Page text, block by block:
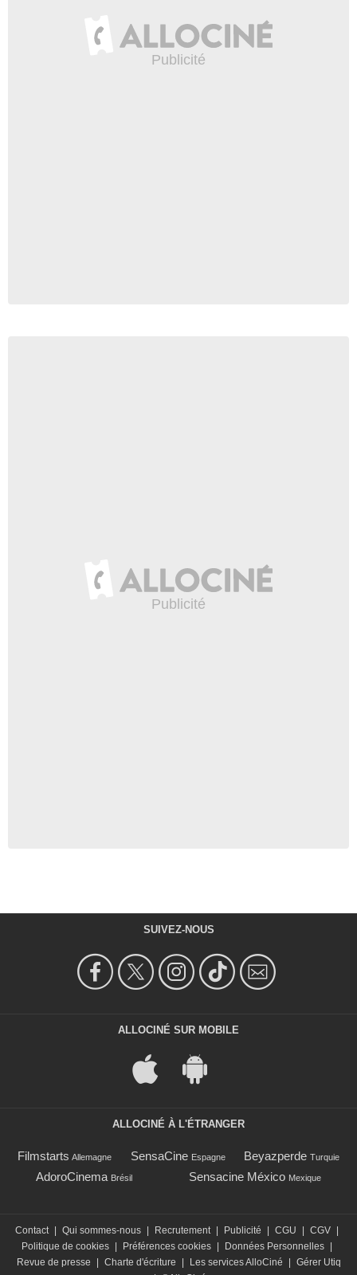
SUIVEZ-NOUS
ALLOCINÉ SUR MOBILE
ALLOCINÉ À L'ÉTRANGER
Filmstarts Allemagne SensaCine Espagne Beyazperde Turquie
AdoroCinema Brésil Sensacine México Mexique
Contact Qui sommes-nous Recrutement Publicité CGU CGV
Politique de cookies
Préférences cookies Données Personnelles
Revue de presse
Charte d'écriture Les services AlloCiné
Gérer Utiq